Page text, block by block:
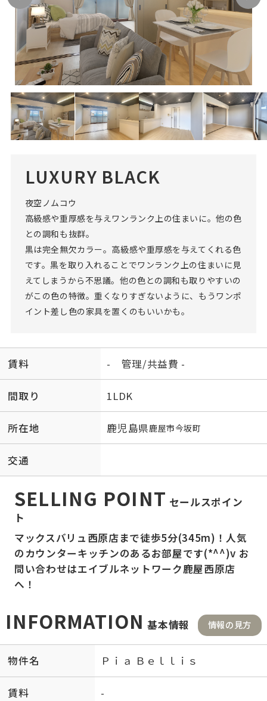
LUXURY BLACK
夜空ノムコウ
高級感や重厚感を与えワンランク上の住まいに。他の色
との調和も抜群。
黒は完全無欠カラー。高級感や重厚感を与えてくれる色
です。黒を取り入れることでワンランク上の住まいに見
えてしまうから不思議。他の色との調和も取りやすいの
がこの色の特徴。重くなりすぎないように、もうワンポ
イント差し色の家具を置くのもいいかも。
賃料 - 管理/共益費 -
間取り 1LDK
所在地 鹿児島県鹿屋市今坂町
交通
SELLING POINT セールスポイン
ト
マックスバリュ西原店まで徒歩5分(345m)！人気
のカウンターキッチンのあるお部屋です(*^^)v お
問い合わせはエイブルネットワーク鹿屋西原店
へ！
INFORMATION 基本情報 情報の見方
物件名 Ｐｉａ Ｂｅｌｌｉｓ
賃料 -